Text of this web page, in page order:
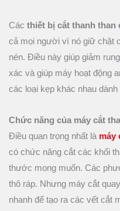
Các thiết bị cắt thanh than
cả mọi người vì nó giữ chặt
nén. Điều này giúp giảm
xác và giúp máy hoạt động
các loại kẹp khác nhau
Chức năng của máy cắt
Điều quan trọng nhất là máy
có chức năng cắt các khối
thước mong muốn. Các
thô ráp. Nhưng máy cắt
nhanh để tạo ra các vết cắt